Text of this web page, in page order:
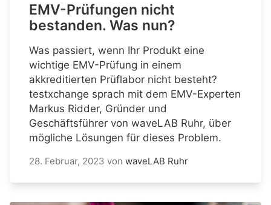
EMV-Prüfungen nicht
bestanden. Was nun?
Was passiert, wenn Ihr Produkt eine
wichtige EMV-Prüfung in einem
akkreditierten Prüflabor nicht besteht?
testxchange sprach mit dem EMV-Experten
Markus Ridder, Gründer und
Geschäftsführer von waveLAB Ruhr, über
mögliche Lösungen für dieses Problem.
28. Februar, 2023 von waveLAB Ruhr